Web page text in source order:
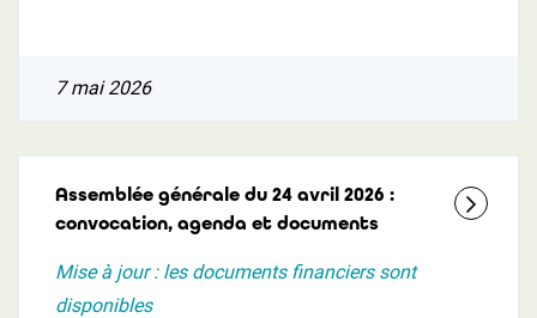
7 mai 2026
Assemblée générale du 24 avril 2026 :
convocation, agenda et documents
Mise à jour : les documents financiers sont
disponibles